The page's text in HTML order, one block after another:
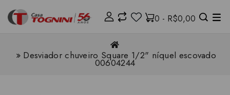
0 - R$0,00
Desviador chuveiro Square 1/2" níquel escovado
00604244